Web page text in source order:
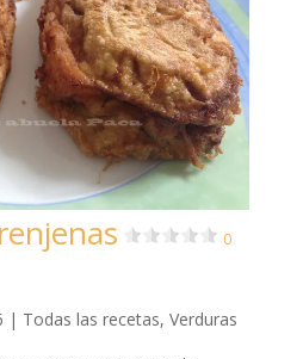
0
| Todas las recetas, Verduras